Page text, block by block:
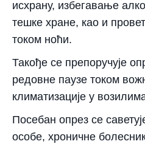
исхрану, избегавање
тешке хране, као и
током ноћи.
Такође се препоручује
редовне паузе током
климатизације у
Посебан опрез се
особе, хроничне